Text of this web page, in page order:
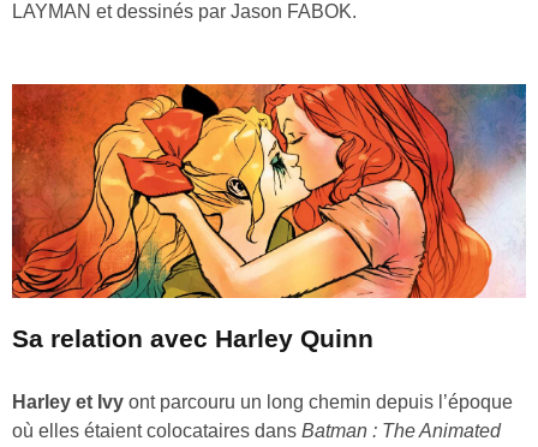
LAYMAN et dessinés par Jason FABOK.
Sa relation avec Harley Quinn
Harley et Ivy ont parcouru un long chemin depuis l’époque
où elles étaient colocataires dans Batman : The Animated